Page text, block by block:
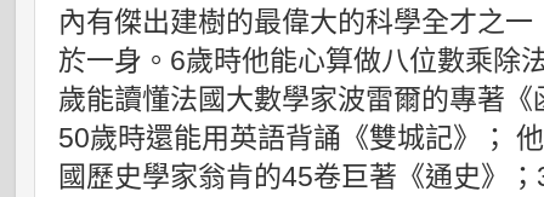
內有傑出建樹的最偉大的科學全才之
於一身。6歲時他能心算做八位數乘除
歲能讀懂法國大數學家波雷爾的專著
50歲時還能用英語背誦《雙城記》；
國歷史學家翁肯的45卷巨著《通史》